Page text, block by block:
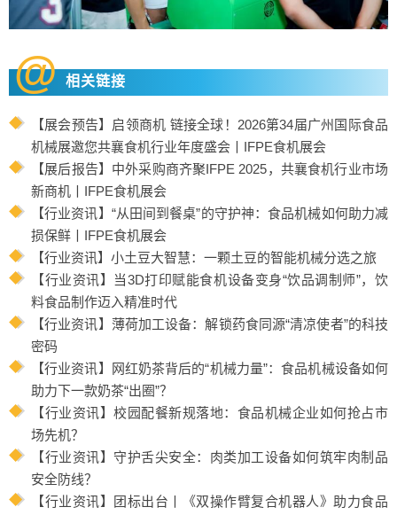
@ 相关链接
【展会预告】启领商机 链接全球！2026第34届广州国际食品
机械展邀您共襄食机行业年度盛会丨IFPE食机展会
【展后报告】中外采购商齐聚IFPE 2025，共襄食机行业市场
新商机丨IFPE食机展会
【行业资讯】“从田间到餐桌”的守护神：食品机械如何助力减
损保鲜丨IFPE食机展会
【行业资讯】小土豆大智慧：一颗土豆的智能机械分选之旅
【行业资讯】当3D打印赋能食机设备变身“饮品调制师”，饮
料食品制作迈入精准时代
【行业资讯】薄荷加工设备：解锁药食同源“清凉使者”的科技
密码
【行业资讯】网红奶茶背后的“机械力量”：食品机械设备如何
助力下一款奶茶“出圈”？
【行业资讯】校园配餐新规落地：食品机械企业如何抢占市
场先机？
【行业资讯】守护舌尖安全：肉类加工设备如何筑牢肉制品
安全防线？
【行业资讯】团标出台丨《双操作臂复合机器人》助力食品